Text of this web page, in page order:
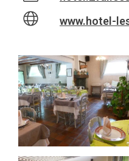
www.hotel-